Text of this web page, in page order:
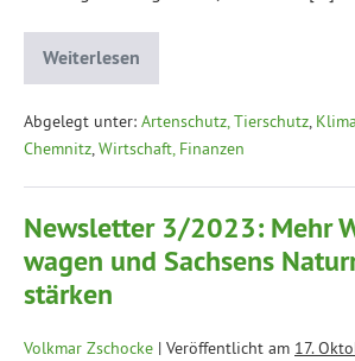
Weiterlesen
Abgelegt unter: Artenschutz, Tierschutz,
Chemnitz,Wirtschaft, Finanzen
Newsletter 3/2023: Mehr
wagen und Sachsens
stärken
Volkmar Zschocke | Veröffentlicht am 17.